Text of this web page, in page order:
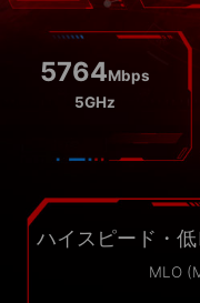
5764Mbps
5GHz
ハイスピード・
MLO